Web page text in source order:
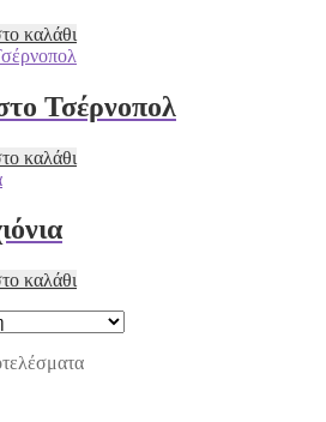
καλάθι
Τσέρνοπολ
καλάθι
καλάθι